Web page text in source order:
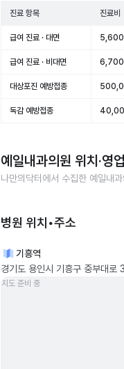
진료 항목 진료비
급여 진료 · 대면 5,600
급여 진료 · 비대면 6,700
대상포진 예방접종
독감 예방접종
예일내과의원 위치·영
나만의닥터에서 수집한 예일내과
병원 위치•주소
기흥역
경기도 용인시 기흥구 중부대로
지도 준비 중